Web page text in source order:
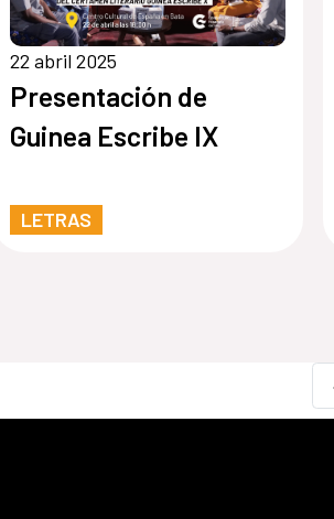
22 abril 2025
Presentación de
Guinea Escribe IX
LETRAS